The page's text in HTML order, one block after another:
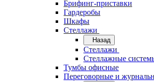
Брифинг-приставки
Гардеробы
Шкафы
Стеллажи
Назад
Стеллажи
Стеллажные
Тумбы офисные
Переговорные и